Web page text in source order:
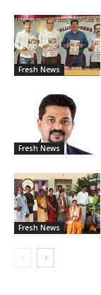
Fresh News
Fresh News
Fresh News